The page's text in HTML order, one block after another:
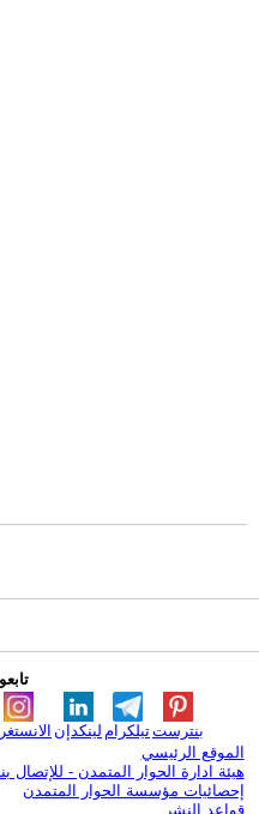
لينكدإن تيلكرامبنترست
الموقع الرئيسي
هيئة ادارة الحوار المتمدن - للإتصال
إحصائيات مؤسسة الحوار المتمدن
قواعد النشر